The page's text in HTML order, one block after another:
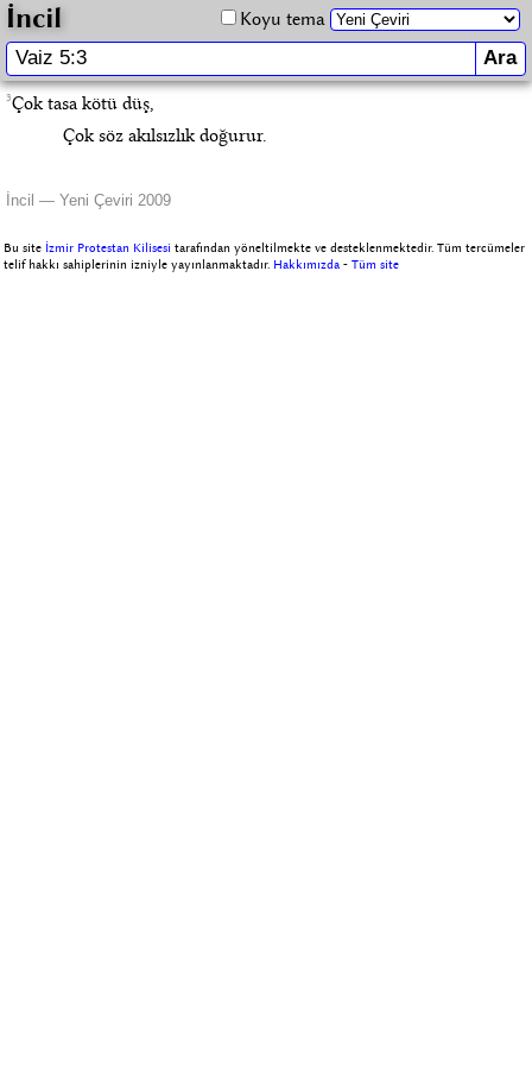
İncil Koyu tema
3Çok tasa kötü düş,
Çok söz akılsızlık doğurur.
İncil — Yeni Çeviri 2009
Bu site İzmir Protestan Kilisesi tarafından yöneltilmekte ve desteklenmektedir. Tüm tercümeler
telif hakkı sahiplerinin izniyle yayınlanmaktadır. Hakkımızda -Tüm site